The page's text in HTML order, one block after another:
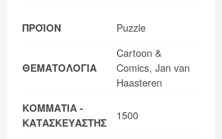
ΠΡΟΪΟΝ Puzzle
ΘΕΜΑΤΟΛΟΓΙΑ
Cartoon &
Comics, Jan van
Haasteren
ΚΟΜΜΑΤΙΑ -
ΚΑΤΑΣΚΕΥΑΣΤΗΣ
1500